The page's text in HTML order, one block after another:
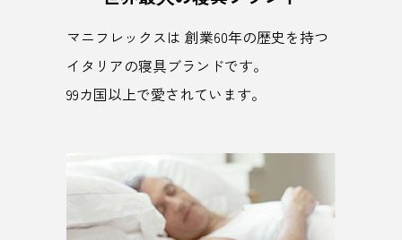
マニフレックスは 創業60年の歴史を持つ
イタリアの寝具ブランドです。
99カ国以上で愛されています。